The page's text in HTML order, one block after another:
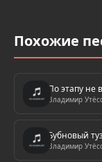
Похожие
По этапу не
Владимир
Бубновый
Владимир